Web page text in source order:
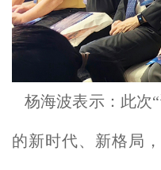
杨海波表示：此次
的新时代、新格局